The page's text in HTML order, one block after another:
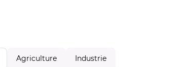
Agriculture Industrie